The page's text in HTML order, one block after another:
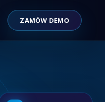
ZAMÓW DEMO